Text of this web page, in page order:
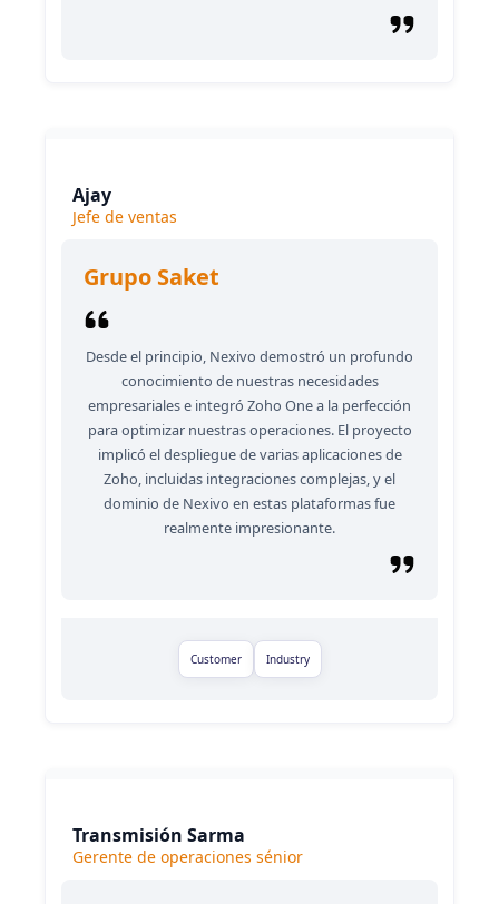
Ajay
Jefe de ventas
Grupo Saket
Desde el principio, Nexivo demostró un profundo
conocimiento de nuestras necesidades
empresariales e integró Zoho One a la perfección
para optimizar nuestras operaciones. El proyecto
implicó el despliegue de varias aplicaciones de
Zoho, incluidas integraciones complejas, y el
dominio de Nexivo en estas plataformas fue
realmente impresionante.
Customer Industry
Transmisión Sarma
Gerente de operaciones sénior